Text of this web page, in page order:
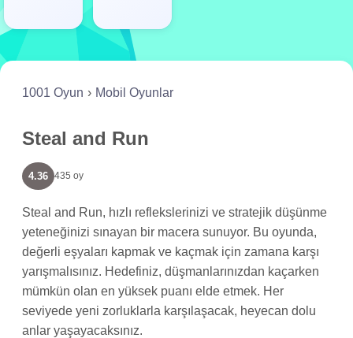
1001 Oyun Mobil Oyunlar
Steal and Run
4.36 435 oy
Steal and Run, hızlı reflekslerinizi ve stratejik düşünme
yeteneğinizi sınayan bir macera sunuyor. Bu oyunda,
değerli eşyaları kapmak ve kaçmak için zamana karşı
yarışmalısınız. Hedefiniz, düşmanlarınızdan kaçarken
mümkün olan en yüksek puanı elde etmek. Her
seviyede yeni zorluklarla karşılaşacak, heyecan dolu
anlar yaşayacaksınız.